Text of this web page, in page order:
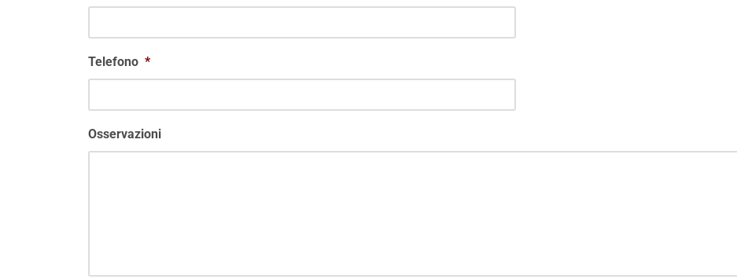
Telefono *
Osservazioni